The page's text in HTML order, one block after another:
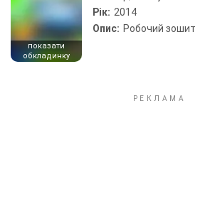
показати
обкладинку
Рік: 2014
Опис: Робочий зошит